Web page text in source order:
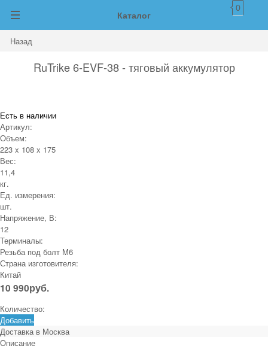
Каталог
0
Назад
RuTrike 6-EVF-38 - тяговый аккумулятор
Есть в наличии
Артикул:
Объем:
223 x 108 x 175
Вес:
11,4
кг.
Ед. измерения:
шт.
Напряжение, В:
12
Терминалы:
Резьба под болт M6
Страна изготовителя:
Китай
10 990руб.
Количество:
Добавить
Доставка в Москва
Описание